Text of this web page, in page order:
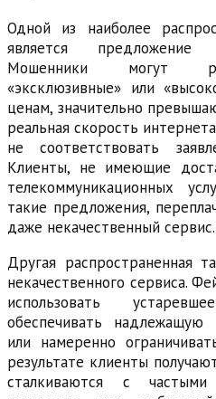
Одной из наиболее
является предложение
Мошенники могут
«эксклюзивные» или
ценам, значительно
реальная скорость
не соответствовать
Клиенты, не имеющие
телекоммуникационных
такие предложения,
даже некачественный сервис.
Другая распространенная
некачественного сервиса.
использовать
обеспечивать
или намеренно
результате клиенты
сталкиваются с